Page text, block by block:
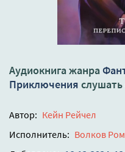
Аудиокнига жанра
Приключения
Автор: Кейн Рейчел
Исполнитель: Волков